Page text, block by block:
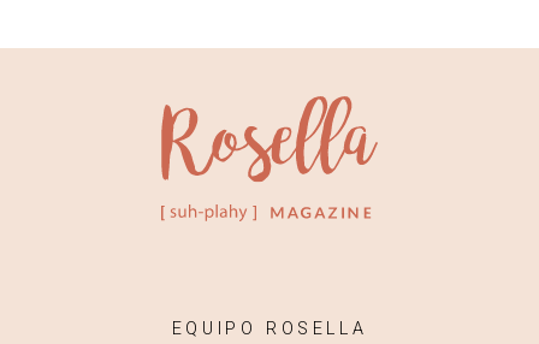
EQUIPO ROSELLA